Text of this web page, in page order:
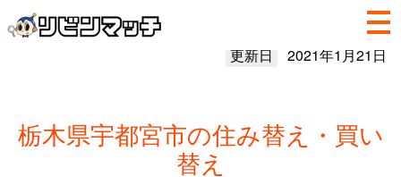
更新日 2021年1月21日
栃木県宇都宮市の住み替え・買い
替え